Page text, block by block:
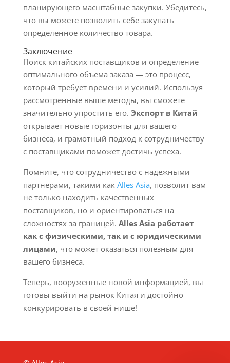
планирующего масштабные закупки. Убедитесь,
что вы можете позволить себе закупать
определенное количество товара.
Заключение
Поиск китайских поставщиков и определение
оптимального объема заказа — это процесс,
который требует времени и усилий. Используя
рассмотренные выше методы, вы сможете
значительно упростить его. Экспорт в Китай
открывает новые горизонты для вашего
бизнеса, и грамотный подход к сотрудничеству
с поставщиками поможет достичь успеха.
Помните, что сотрудничество с надежными
партнерами, такими как Alles Asia, позволит вам
не только находить качественных
поставщиков, но и ориентироваться на
сложностях за границей. Alles Asia работает
как с физическими, так и с юридическими
лицами, что может оказаться полезным для
вашего бизнеса.
Теперь, вооруженные новой информацией, вы
готовы выйти на рынок Китая и достойно
конкурировать в своей нише!